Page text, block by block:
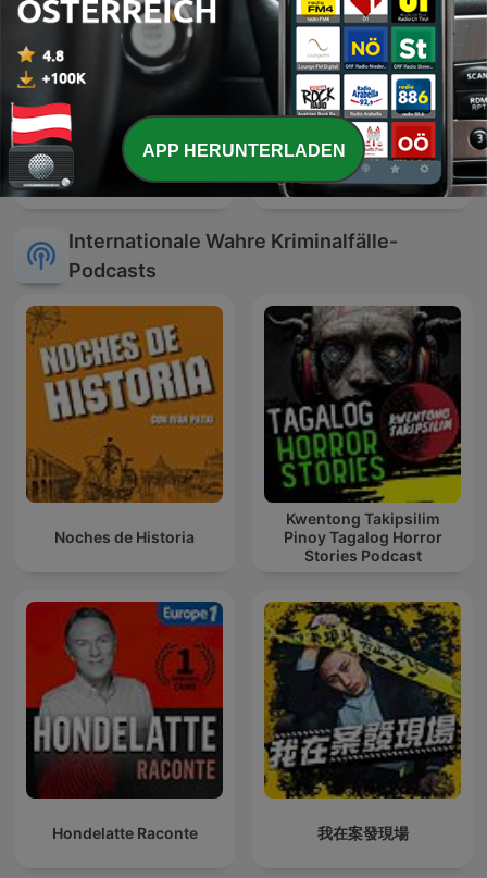
Darf's ein bisserl Mord
sein?
Dateline NBC
Internationale Wahre Kriminalfälle-
Podcasts
Noches de Historia
Kwentong Takipsilim
Pinoy Tagalog Horror
Stories Podcast
Hondelatte Raconte 我在案發現場
APP HERUNTERLADEN